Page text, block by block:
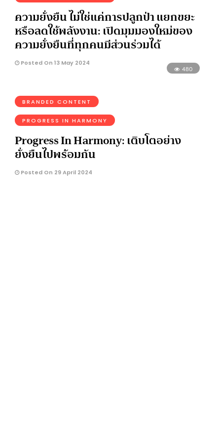
ความยั่งยืน ไม่ใช่แค่การปลูกป่า แยกขยะ
หรือลดใช้พลังงาน: เปิดมุมมองใหม่ของ
ความยั่งยืนที่ทุกคนมีส่วนร่วมได้
Posted On 13 May 2024
480
BRANDED CONTENT
PROGRESS IN HARMONY
Progress In Harmony: เติบโตอย่าง
ยั่งยืนไปพร้อมกัน
Posted On 29 April 2024